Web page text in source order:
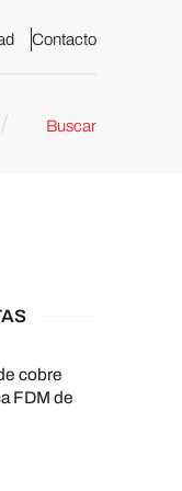
Contacto
Buscar
cobre
FDM de